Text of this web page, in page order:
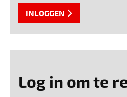
INLOGGEN
Log in om te